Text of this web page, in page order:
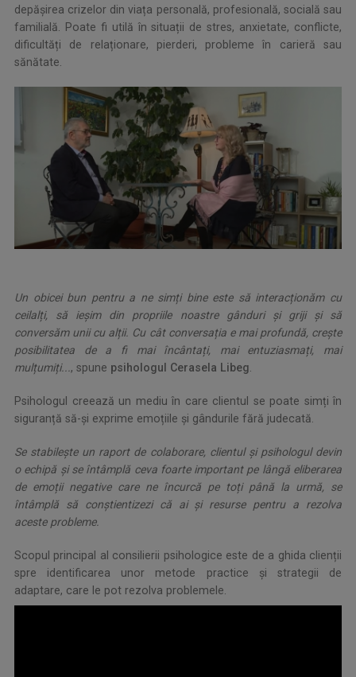
depășirea crizelor din viața personală, profesională, socială sau
familială. Poate fi utilă în situații de stres, anxietate, conflicte,
dificultăți de relaționare, pierderi, probleme în carieră sau
sănătate.
Un obicei bun pentru a ne simți bine este să interacționăm cu
ceilalți, să ieșim din propriile noastre gânduri și griji și să
conversăm unii cu alții. Cu cât conversația e mai profundă, crește
posibilitatea de a fi mai încântați, mai entuziasmați, mai
mulțumiți... , spune psihologul Cerasela Libeg
Psihologul creează un mediu în care clientul se poate simți în
siguranță să-și exprime emoțiile și gândurile fără judecată.
Se stabilește un raport de colaborare, clientul și psihologul devin
o echipă și se întâmplă ceva foarte important pe lângă eliberarea
de emoții negative care ne încurcă pe toți până la urmă, se
întâmplă să conștientizezi că ai și resurse pentru a rezolva
aceste probleme.
Scopul principal al consilierii psihologice este de a ghida clienții
spre identificarea unor metode practice și strategii de
adaptare, care le pot rezolva problemele.